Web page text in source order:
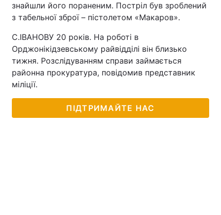
знайшли його пораненим. Постріл був зроблений
з табельної зброї – пістолетом «Макаров».
С.ІВАНОВУ 20 років. На роботі в
Орджонікідзевському райвідділі він близько
тижня. Розслідуванням справи займається
районна прокуратура, повідомив представник
міліції.
ПІДТРИМАЙТЕ НАС